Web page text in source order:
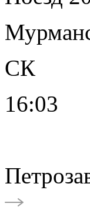
СК
16:03